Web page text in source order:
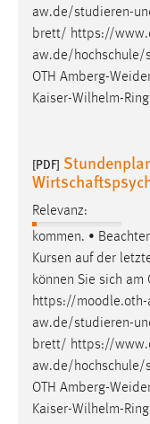
aw.de/studieren-
brett/ https://
aw.de/hochschule/
OTH Amberg-
Kaiser-Wilhelm-Ring
[PDF]
Relevanz:
kommen. •
Kursen auf der
können Sie sich
https://
aw.de/studieren-
brett/ https://
aw.de/hochschule/
OTH Amberg-
Kaiser-Wilhelm-Ring